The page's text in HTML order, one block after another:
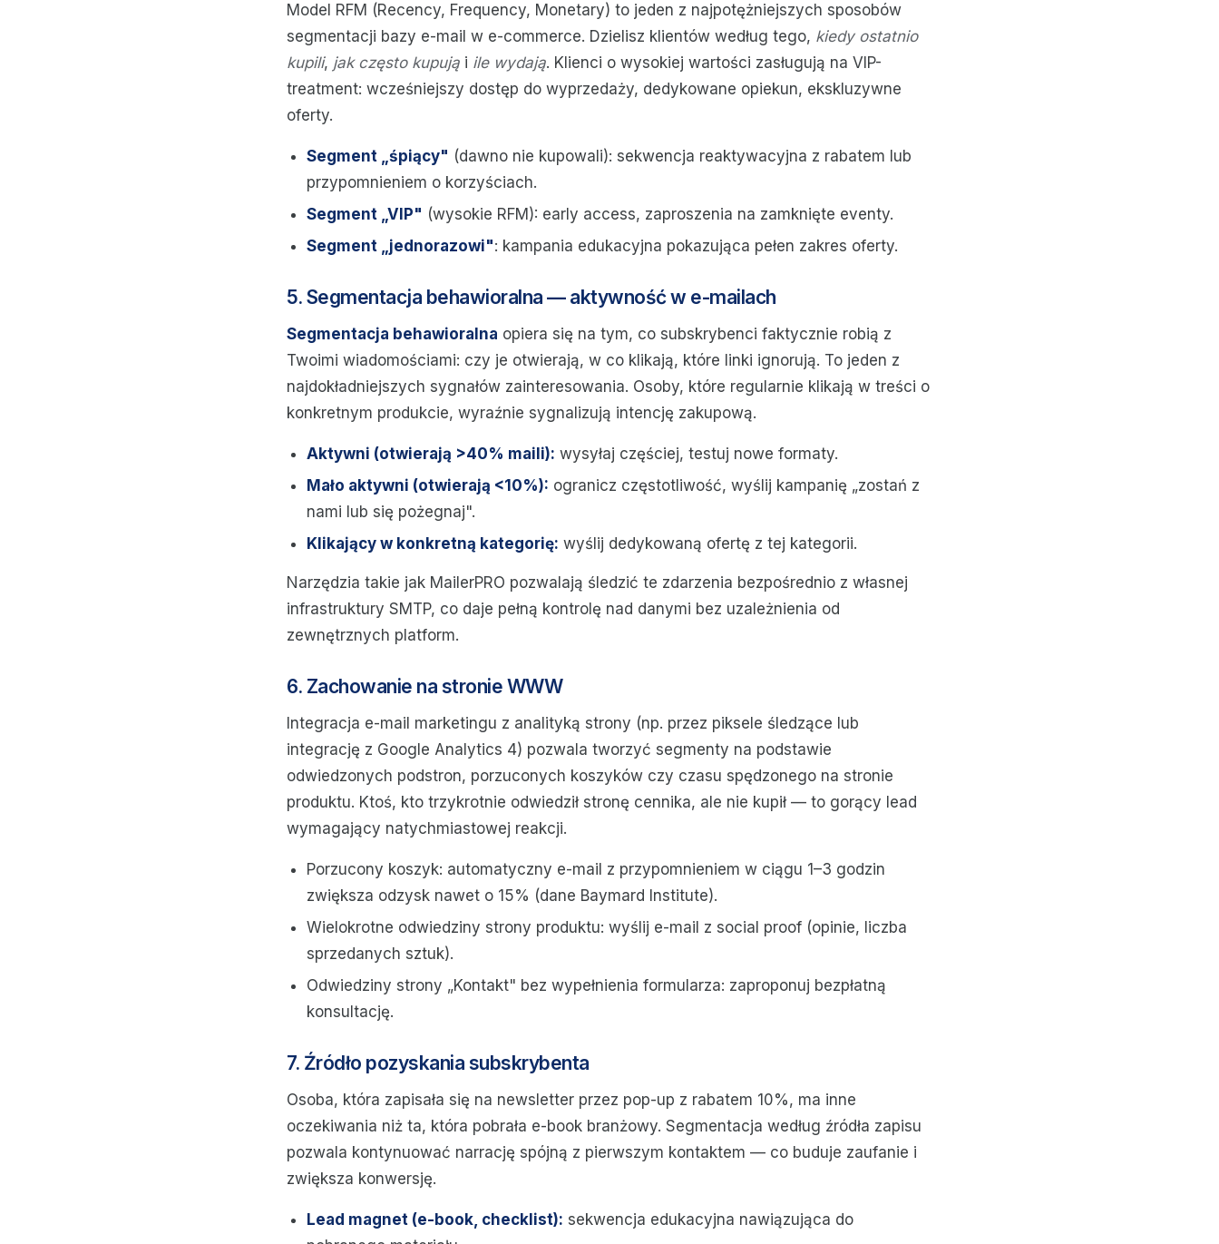
Model RFM (Recency, Frequency, Monetary) to jeden z najpotężniejszych sposobów
segmentacji bazy e-mail w e-commerce. Dzielisz klientów według tego, kiedy ostatnio
kupili, jak często kupują i ile wydają. Klienci o wysokiej wartości zasługują na VIP-
treatment: wcześniejszy dostęp do wyprzedaży, dedykowane opiekun, ekskluzywne
oferty.
Segment „śpiący" (dawno nie kupowali): sekwencja reaktywacyjna z rabatem lub
przypomnieniem o korzyściach.
Segment „VIP" (wysokie RFM): early access, zaproszenia na zamknięte eventy.
Segment „jednorazowi": kampania edukacyjna pokazująca pełen zakres oferty.
5. Segmentacja behawioralna — aktywność w e-mailach
Segmentacja behawioralna opiera się na tym, co subskrybenci faktycznie robią z
Twoimi wiadomościami: czy je otwierają, w co klikają, które linki ignorują. To jeden z
najdokładniejszych sygnałów zainteresowania. Osoby, które regularnie klikają w treści o
konkretnym produkcie, wyraźnie sygnalizują intencję zakupową.
Aktywni (otwierają >40% maili): wysyłaj częściej, testuj nowe formaty.
Mało aktywni (otwierają <10%): ogranicz częstotliwość, wyślij kampanię „zostań z
nami lub się pożegnaj".
Klikający w konkretną kategorię: wyślij dedykowaną ofertę z tej kategorii.
Narzędzia takie jak MailerPRO pozwalają śledzić te zdarzenia bezpośrednio z własnej
infrastruktury SMTP, co daje pełną kontrolę nad danymi bez uzależnienia od
zewnętrznych platform.
6. Zachowanie na stronie WWW
Integracja e-mail marketingu z analityką strony (np. przez piksele śledzące lub
integrację z Google Analytics 4) pozwala tworzyć segmenty na podstawie
odwiedzonych podstron, porzuconych koszyków czy czasu spędzonego na stronie
produktu. Ktoś, kto trzykrotnie odwiedził stronę cennika, ale nie kupił — to gorący lead
wymagający natychmiastowej reakcji.
Porzucony koszyk: automatyczny e-mail z przypomnieniem w ciągu 1–3 godzin
zwiększa odzysk nawet o 15% (dane Baymard Institute).
Wielokrotne odwiedziny strony produktu: wyślij e-mail z social proof (opinie, liczba
sprzedanych sztuk).
Odwiedziny strony „Kontakt" bez wypełnienia formularza: zaproponuj bezpłatną
konsultację.
7. Źródło pozyskania subskrybenta
Osoba, która zapisała się na newsletter przez pop-up z rabatem 10%, ma inne
oczekiwania niż ta, która pobrała e-book branżowy. Segmentacja według źródła zapisu
pozwala kontynuować narrację spójną z pierwszym kontaktem — co buduje zaufanie i
zwiększa konwersję.
Lead magnet (e-book, checklist): sekwencja edukacyjna nawiązująca do